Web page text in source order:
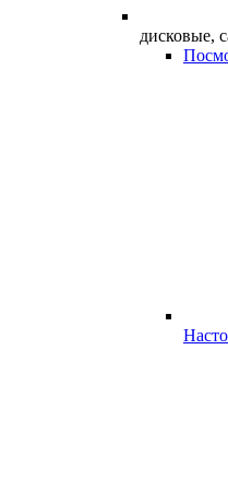
дисковые,